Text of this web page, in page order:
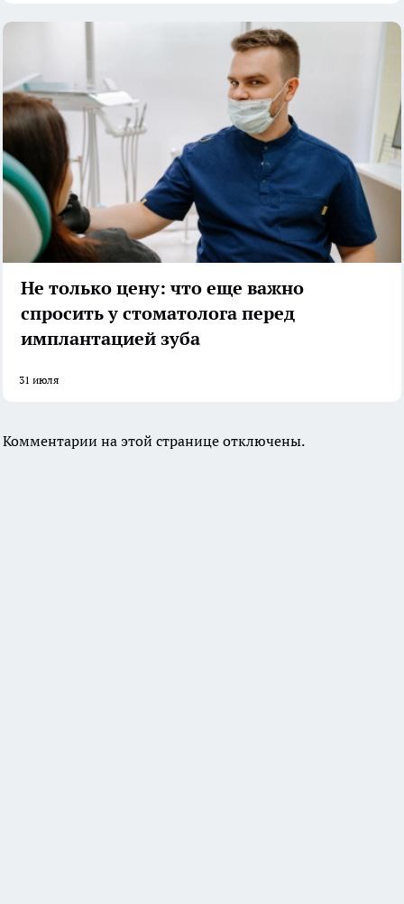
Не только цену: что еще важно
спросить у стоматолога перед
имплантацией зуба
31 июля
Комментарии на этой странице отключены.